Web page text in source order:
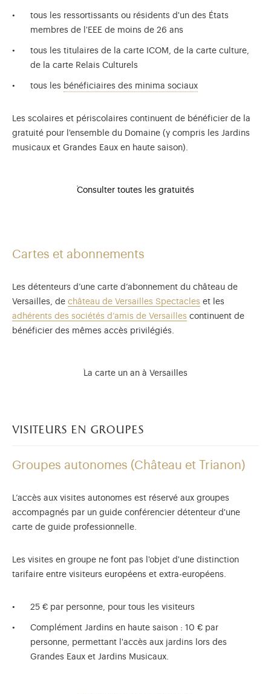
tous les ressortissants ou résidents d'un des États
membres de l'EEE de moins de 26 ans
tous les titulaires de la carte ICOM, de la carte culture,
de la carte Relais Culturels
tous les bénéficiaires des minima sociauxSur présentation
Les scolaires et périscolaires continuent de bénéficier de la
gratuité pour l'ensemble du Domaine (y compris les Jardins
musicaux et Grandes Eaux en haute saison).
Consulter toutes les gratuités
Cartes et abonnements
Les détenteurs d’une carte d’abonnement du château de
Versailles, de château de Versailles Spectacles et les
adhérents des sociétés d’amis de Versailles continuent de
bénéficier des mêmes accès privilégiés.
La carte un an à Versailles
visiteurs en groupes
Groupes autonomes (Château et Trianon)
L’accès aux visites autonomes est réservé aux groupes
accompagnés par un guide conférencier détenteur d'une
carte de guide professionnelle.
Les visites en groupe ne font pas l'objet d'une distinction
tarifaire entre visiteurs européens et extra-européens.
25 € par personne, pour tous les visiteurs
Complément Jardins en haute saison : 10 € par
personne, permettant l'accès aux jardins lors des
Grandes Eaux et Jardins Musicaux.